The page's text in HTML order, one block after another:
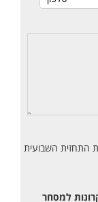
התחזית השבועית
למסחר